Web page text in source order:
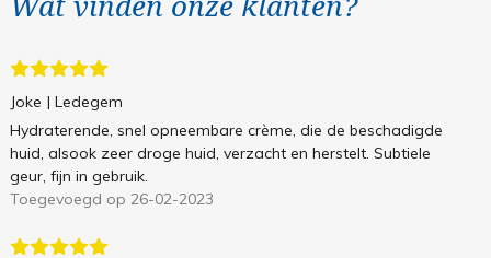
Joke | Ledegem
Hydraterende, snel opneembare crème, die de beschadigde
huid, alsook zeer droge huid, verzacht en herstelt. Subtiele
geur, fijn in gebruik.
Toegevoegd op 26-02-2023